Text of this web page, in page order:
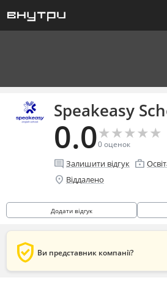
Speakeasy
0.0★
★★
★★
★★
★★
★
0оценок
comment Залишити відгук enterprise
location_on Віддалено
Додати відгук
verified_user Ви представник компанії?